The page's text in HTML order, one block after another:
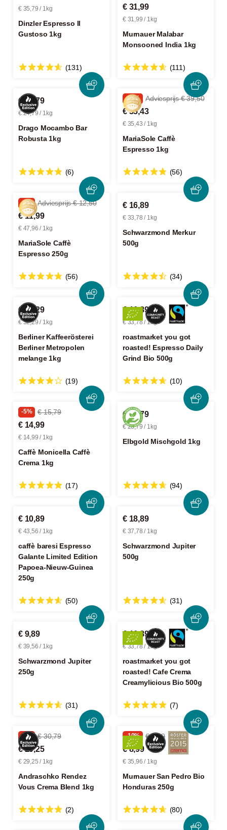
€ 35,79 / 1kg
Dinzler Espresso Il
Gustoso 1kg
(131)
€ 31,99
€ 31,99 / 1kg
Murnauer Malabar
Monsooned India 1kg
(111)
€ 24,79
€ 24,79 / 1kg
Drago Mocambo Bar
Robusta 1kg
(6)
-10% Adviesprijs € 39,50
€ 35,43
€ 35,43 / 1kg
MariaSole Caffè
Espresso 1kg
(56)
-4% Adviesprijs € 12,50
€ 11,99
€ 47,96 / 1kg
MariaSole Caffè
Espresso 250g
(56)
€ 16,89
€ 33,78 / 1kg
Schwarzmond Merkur
500g
(34)
€ 32,29
€ 32,29 / 1kg
Berliner Kaffeerösterei
Berliner Metropolen
melange 1kg
(19)
€ 16,89
€ 33,78 / 1kg
roastmarket you got
roasted! Espresso Daily
Grind Bio 500g
(10)
-5% € 15,79
€ 14,99
€ 14,99 / 1kg
Caffè Monicella Caffè
Crema 1kg
(17)
€ 28,79
€ 28,79 / 1kg
Elbgold Mischgold 1kg
(94)
€ 10,89
€ 43,56 / 1kg
caffè baresi Espresso
Galante Limited Edition
Papoea-Nieuw-Guinea
250g
(50)
€ 18,89
€ 37,78 / 1kg
Schwarzmond Jupiter
500g
(31)
€ 9,89
€ 39,56 / 1kg
Schwarzmond Jupiter
250g
(31)
€ 16,89
€ 33,78 / 1kg
roastmarket you got
roasted! Cafe Crema
Creamylicious Bio 500g
(7)
-5% € 30,79
€ 29,25
€ 29,25 / 1kg
Andraschko Rendez
Vous Crema Blend 1kg
(2)
-10% € 9,99
€ 8,99
€ 35,96 / 1kg
Murnauer San Pedro Bio
Honduras 250g
(80)